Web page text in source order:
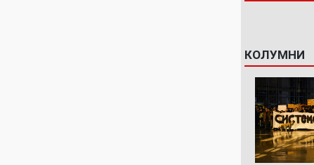
КОЛУМНИ